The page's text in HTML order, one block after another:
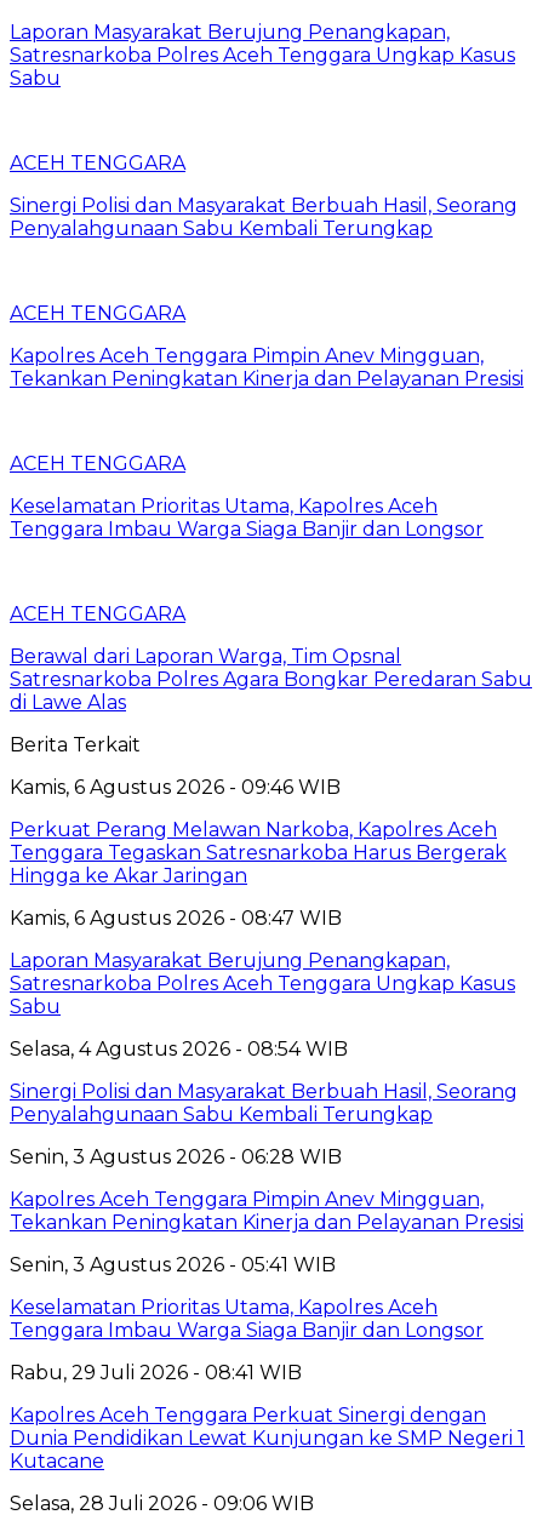
Laporan Masyarakat Berujung Penangkapan,
Satresnarkoba Polres Aceh Tenggara Ungkap Kasus
Sabu
ACEH TENGGARA
Sinergi Polisi dan Masyarakat Berbuah Hasil, Seorang
Penyalahgunaan Sabu Kembali Terungkap
ACEH TENGGARA
Kapolres Aceh Tenggara Pimpin Anev Mingguan,
Tekankan Peningkatan Kinerja dan Pelayanan Presisi
ACEH TENGGARA
Keselamatan Prioritas Utama, Kapolres Aceh
Tenggara Imbau Warga Siaga Banjir dan Longsor
ACEH TENGGARA
Berawal dari Laporan Warga, Tim Opsnal
Satresnarkoba Polres Agara Bongkar Peredaran Sabu
di Lawe Alas
Berita Terkait
Kamis, 6 Agustus 2026 - 09:46 WIB
Perkuat Perang Melawan Narkoba, Kapolres Aceh
Tenggara Tegaskan Satresnarkoba Harus Bergerak
Hingga ke Akar Jaringan
Kamis, 6 Agustus 2026 - 08:47 WIB
Laporan Masyarakat Berujung Penangkapan,
Satresnarkoba Polres Aceh Tenggara Ungkap Kasus
Sabu
Selasa, 4 Agustus 2026 - 08:54 WIB
Sinergi Polisi dan Masyarakat Berbuah Hasil, Seorang
Penyalahgunaan Sabu Kembali Terungkap
Senin, 3 Agustus 2026 - 06:28 WIB
Kapolres Aceh Tenggara Pimpin Anev Mingguan,
Tekankan Peningkatan Kinerja dan Pelayanan Presisi
Senin, 3 Agustus 2026 - 05:41 WIB
Keselamatan Prioritas Utama, Kapolres Aceh
Tenggara Imbau Warga Siaga Banjir dan Longsor
Rabu, 29 Juli 2026 - 08:41 WIB
Kapolres Aceh Tenggara Perkuat Sinergi dengan
Dunia Pendidikan Lewat Kunjungan ke SMP Negeri 1
Kutacane
Selasa, 28 Juli 2026 - 09:06 WIB